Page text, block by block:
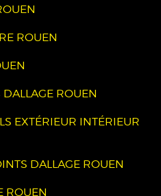
ROUEN
ROUEN
EXTÉRIEUR INTÉRIEUR
DALLAGE ROUEN
ROUEN